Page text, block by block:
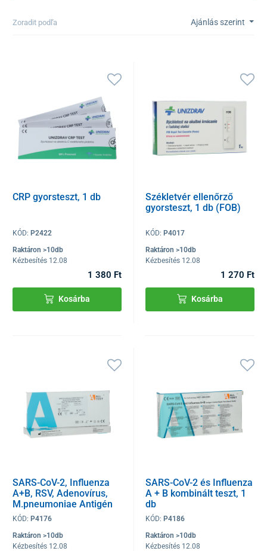
Zoradit podľa Ajánlás szerint
CRP gyorsteszt, 1 db
KÓD: P2422
Raktáron >10db
Kézbesítés 12.08
1 380 Ft
Kosárba
Székletvér ellenőrző
gyorsteszt, 1 db (FOB)
KÓD:P4017
Raktáron >10db
Kézbesítés 12.08
1 270 Ft
Kosárba
SARS-CoV-2, Influenza
A+B, RSV, Adenovírus,
M.pneumoniae Antigén
Kombinált teszt, 1db
KÓD: P4176
Raktáron >10db
Kézbesítés 12.08
SARS-CoV-2 és Influenza
A + B kombinált teszt, 1
db
KÓD:P4186
Raktáron >10db
Kézbesítés 12.08